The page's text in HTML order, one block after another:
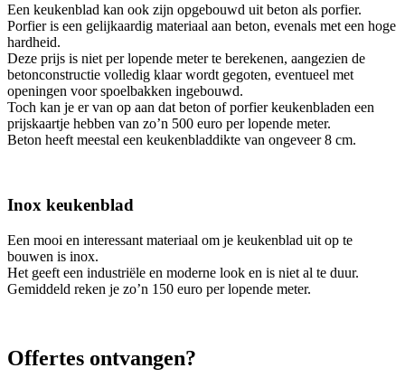
Een keukenblad kan ook zijn opgebouwd uit beton als porfier.
Porfier is een gelijkaardig materiaal aan beton, evenals met een hoge
hardheid.
Deze prijs is niet per lopende meter te berekenen, aangezien de
betonconstructie volledig klaar wordt gegoten, eventueel met
openingen voor spoelbakken ingebouwd.
Toch kan je er van op aan dat beton of porfier keukenbladen een
prijskaartje hebben van zo’n 500 euro per lopende meter.
Beton heeft meestal een keukenbladdikte van ongeveer 8 cm.
Inox keukenblad
Een mooi en interessant materiaal om je keukenblad uit op te
bouwen is inox.
Het geeft een industriële en moderne look en is niet al te duur.
Gemiddeld reken je zo’n 150 euro per lopende meter.
Offertes ontvangen?